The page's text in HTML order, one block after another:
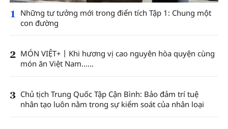
1
Những tư tưởng mới trong điển tích Tập 1: Chung một
con đường
2 MÓN VIỆT+丨Khi hương vị cao nguyên hòa quyện cùng
món ăn Việt Nam……
3 Chủ tịch Trung Quốc Tập Cận Bình: Bảo đảm trí tuệ
nhân tạo luôn nằm trong sự kiểm soát của nhân loại